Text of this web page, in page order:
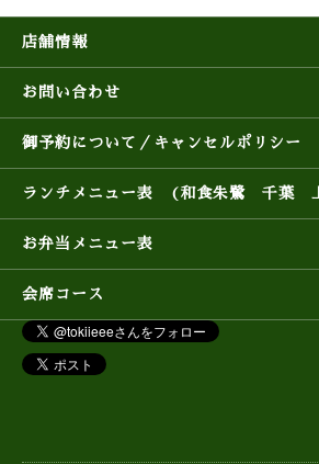
店舗情報
お問い合わせ
御予約について／キャンセルポリシー
ランチメニュー表 (和食朱鷺 千葉 上
お弁当メニュー表
会席コース